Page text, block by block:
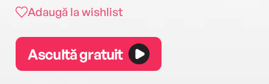
Adaugă la wishlist
Ascultă gratuit